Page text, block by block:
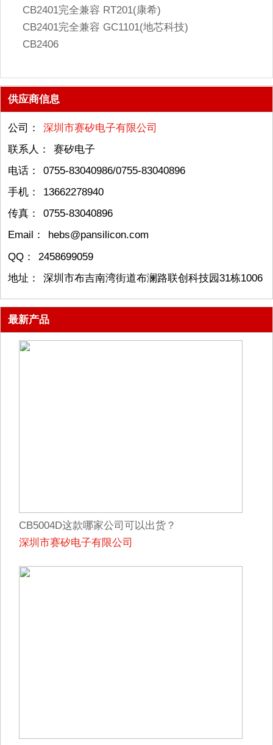
CB2401完全兼容 RT201(康希)
CB2401完全兼容 GC1101(地芯科技)
CB2406
供应商信息
公司：
深圳市赛矽电子有限公司
联系人：
赛矽电子
电话：
0755-83040986/0755-83040896
手机：
13662278940
传真：
0755-83040896
Email：
hebs@pansilicon.com
QQ：
2458699059
地址：
深圳市布吉南湾街道布澜路联创科技园31栋1006
最新产品
CB5004D这款哪家公司可以出货？
深圳市赛矽电子有限公司